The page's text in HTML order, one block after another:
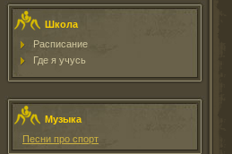
Школа
Расписание
Где я учусь
Музыка
Песни про спорт